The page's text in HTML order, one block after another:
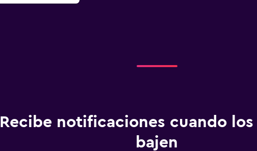
Recibe notificaciones cuando
bajen